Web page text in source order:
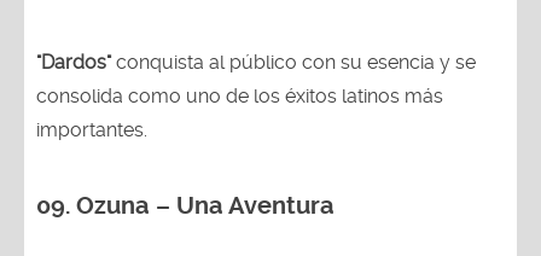
"Dardos"conquista al público con su esencia y se
consolida como uno de los éxitos latinos más
importantes.
09. Ozuna – Una Aventura